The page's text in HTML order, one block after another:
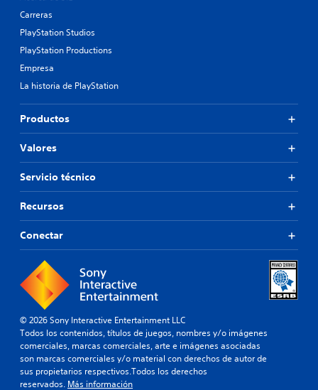
Carreras
PlayStation Studios
PlayStation Productions
Empresa
La historia de PlayStation
Productos
Valores
Servicio técnico
Recursos
Conectar
© 2026 Sony Interactive Entertainment LLC
Todos los contenidos, títulos de juegos, nombres y/o imágenes
comerciales, marcas comerciales, arte e imágenes asociadas
son marcas comerciales y/o material con derechos de autor de
sus propietarios respectivos.Todos los derechos
reservados. Más información